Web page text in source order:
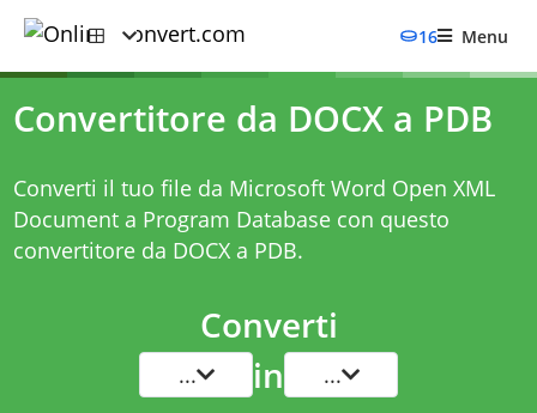
16 Menu
Convertitore da DOCX a PDB
Converti il tuo file da Microsoft Word Open XML
Document a Program Database con questo
convertitore da DOCX a PDB.
Converti
... in ...